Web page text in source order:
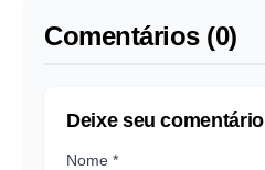
Comentários (0)
Deixe seu comentário
Nome *